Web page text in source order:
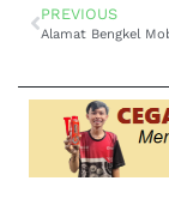
PREVIOUS